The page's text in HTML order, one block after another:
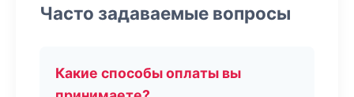
Часто задаваемые вопросы
Какие способы оплаты вы